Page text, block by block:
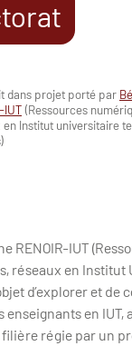
dans projet porté par
IUT(Ressources
Institut universitaire
RENOIR-IUT
réseaux en Institut
d’explorer et de
en IUT,
filière régie par un